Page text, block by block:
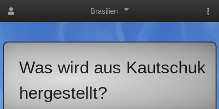
Brasilien
Was wird aus Kautschuk
hergestellt?